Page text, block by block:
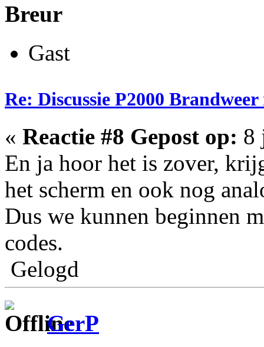
Breur
Gast
Re: Discussie P2000
« Reactie #8 Gepost op: 8
En ja hoor het is zover,
het scherm en ook nog
Dus we kunnen beginnen
codes.
Gelogd
GerP